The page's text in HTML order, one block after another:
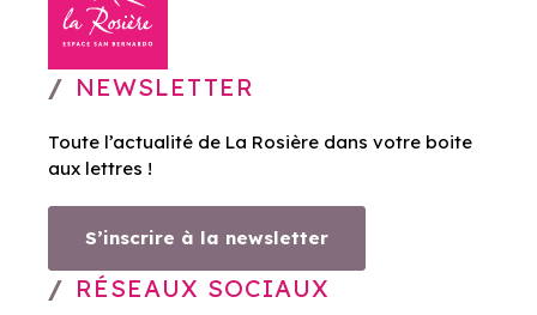
NEWSLETTER
Toute l’actualité de La Rosière dans votre boite
aux lettres !
S’inscrire à la newsletter
RÉSEAUX SOCIAUX